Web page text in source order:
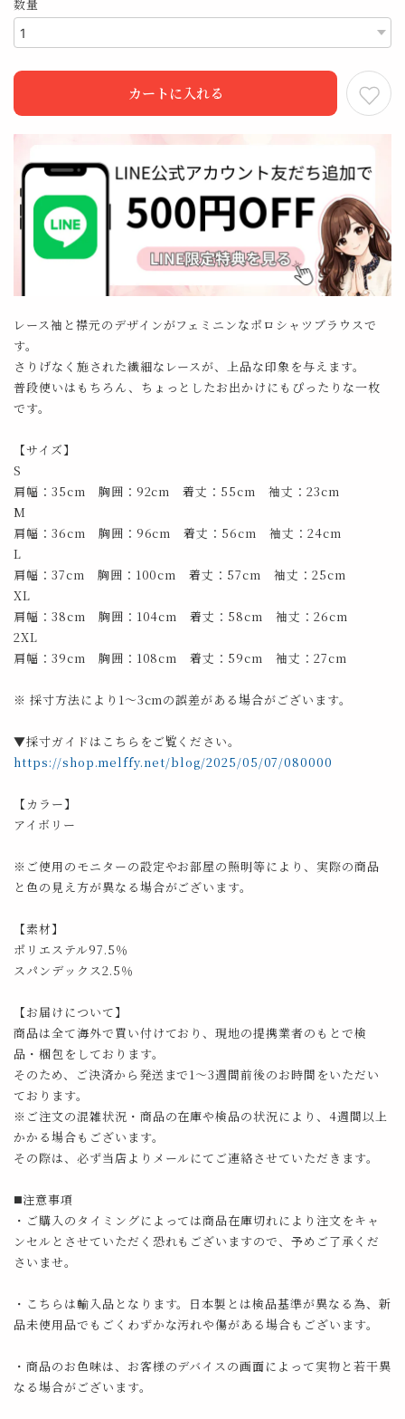
数量
カートに入れる
レース袖と襟元のデザインがフェミニンなポロシャツブラウスで
す。
さりげなく施された繊細なレースが、上品な印象を与えます。
普段使いはもちろん、ちょっとしたお出かけにもぴったりな一枚
です。
【サイズ】
S
肩幅：35cm 胸囲：92cm 着丈：55cm 袖丈：23cm
M
肩幅：36cm 胸囲：96cm 着丈：56cm 袖丈：24cm
L
肩幅：37cm 胸囲：100cm 着丈：57cm 袖丈：25cm
XL
肩幅：38cm 胸囲：104cm 着丈：58cm 袖丈：26cm
2XL
肩幅：39cm 胸囲：108cm 着丈：59cm 袖丈：27cm
※ 採寸方法により1～3cmの誤差がある場合がございます。
▼採寸ガイドはこちらをご覧ください。
https://shop.melffy.net/blog/2025/05/07/080000
【カラー】
アイボリー
※ご使用のモニターの設定やお部屋の照明等により、実際の商品
と色の見え方が異なる場合がございます。
【素材】
ポリエステル97.5％
スパンデックス2.5％
【お届けについて】
商品は全て海外で買い付けており、現地の提携業者のもとで検
品・梱包をしております。
そのため、ご決済から発送まで1～3週間前後のお時間をいただい
ております。
※ご注文の混雑状況・商品の在庫や検品の状況により、4週間以上
かかる場合もございます。
その際は、必ず当店よりメールにてご連絡させていただきます。
◼️注意事項
・ご購入のタイミングによっては商品在庫切れにより注文をキャ
ンセルとさせていただく恐れもございますので、予めご了承くだ
さいませ。
・こちらは輸入品となります。日本製とは検品基準が異なる為、新
品未使用品でもごくわずかな汚れや傷がある場合もございます。
・商品のお色味は、お客様のデバイスの画面によって実物と若干異
なる場合がございます。